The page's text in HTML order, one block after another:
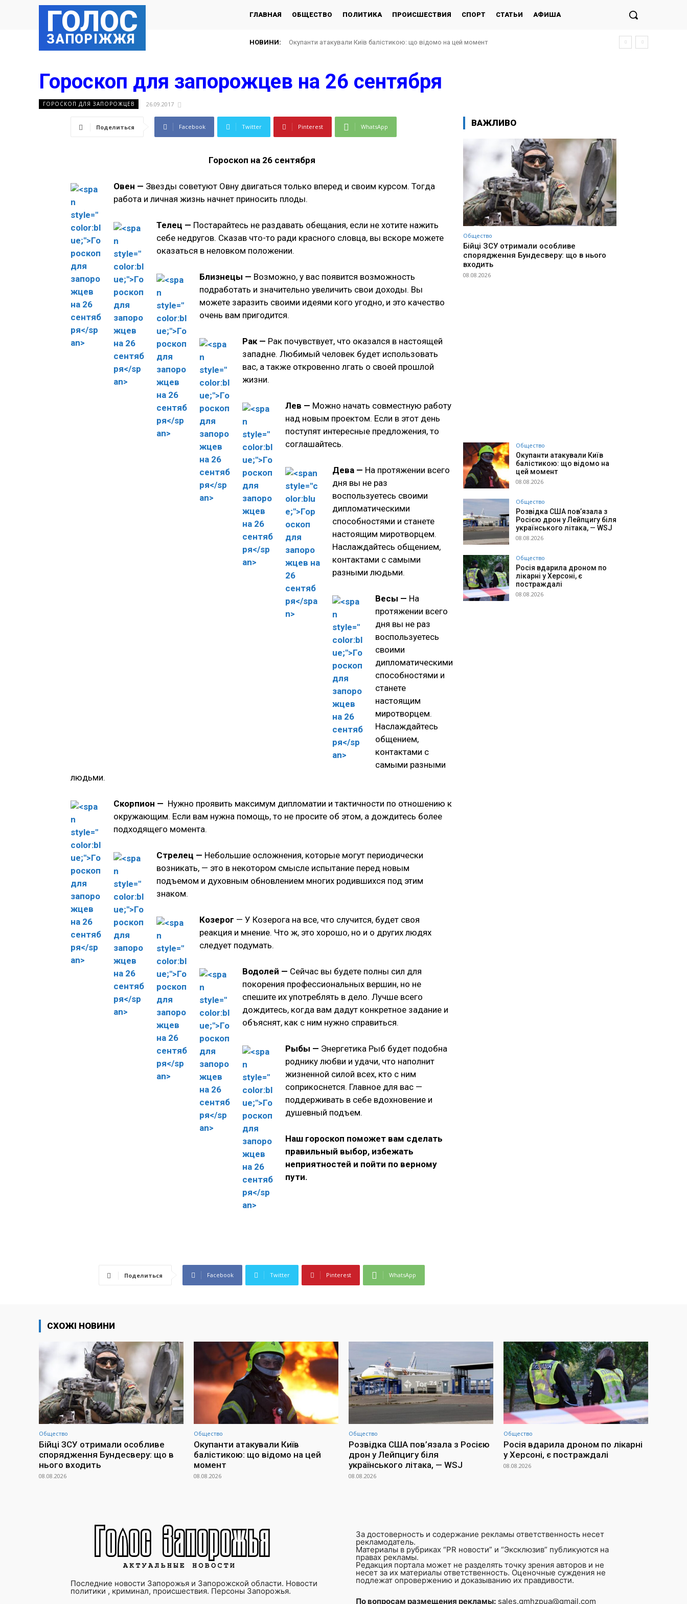
ГОЛОС
ЗАПОРІЖЖЯ
ГЛАВНАЯ ОБЩЕСТВО ПОЛИТИКА ПРОИСШЕСТВИЯ СПОРТ СТАТЬИ АФИША
НОВИНИ:Окупанти атакували Київ балістикою: що відомо на цей момент
Розвідка США пов’язала з Росією дрон у Лейпцигу біля українського літака, — WSJ
Гороскоп для запорожцев на 26 сентября
ГОРОСКОП ДЛЯ ЗАПОРОЖЦЕВ 26.09.2017
Поделиться Facebook Twitter Pinterest WhatsApp
Гороскоп на 26 сентября
Овен — Звезды советуют Овну двигаться только вперед и своим курсом. Тогда
работа и личная жизнь начнет приносить плоды.
Телец — Постарайтесь не раздавать обещания, если не хотите нажить
себе недругов. Сказав что-то ради красного словца, вы вскоре можете
оказаться в неловком положении.
Близнецы — Возможно, у вас появится возможность
подработать и значительно увеличить свои доходы. Вы
можете заразить своими идеями кого угодно, и это качество
очень вам пригодится.
Рак — Рак почувствует, что оказался в настоящей
западне. Любимый человек будет использовать
вас, а также откровенно лгать о своей прошлой
жизни.
Лев — Можно начать совместную работу
над новым проектом. Если в этот день
поступят интересные предложения, то
соглашайтесь.
Дева — На протяжении всего
дня вы не раз
воспользуетесь своими
дипломатическими
способностями и станете
настоящим миротворцем.
Наслаждайтесь общением,
контактами с самыми
разными людьми.
Весы — На
протяжении всего
дня вы не раз
воспользуетесь
своими
дипломатическими
способностями и
станете
настоящим
миротворцем.
Наслаждайтесь
общением,
контактами с
самыми разными
людьми.
Скорпион — Нужно проявить максимум дипломатии и тактичности по отношению к
окружающим. Если вам нужна помощь, то не просите об этом, а дождитесь более
подходящего момента.
Стрелец — Небольшие осложнения, которые могут периодически
возникать, — это в некотором смысле испытание перед новым
подъемом и духовным обновлением многих родившихся под этим
знаком.
Козерог — У Козерога на все, что случится, будет своя
реакция и мнение. Что ж, это хорошо, но и о других людях
следует подумать.
Водолей — Сейчас вы будете полны сил для
покорения профессиональных вершин, но не
спешите их употреблять в дело. Лучше всего
дождитесь, когда вам дадут конкретное задание и
объяснят, как с ним нужно справиться.
Рыбы — Энергетика Рыб будет подобна
роднику любви и удачи, что наполнит
жизненной силой всех, кто с ним
соприкоснется. Главное для вас —
поддерживать в себе вдохновение и
душевный подъем.
Наш гороскоп поможет вам сделать
правильный выбор, избежать
неприятностей и пойти по верному
пути.
Поделиться Facebook Twitter Pinterest WhatsApp
ВАЖЛИВО
Общество
Бійці ЗСУ отримали особливе
спорядження Бундесверу: що в нього
входить
08.08.2026
Общество
Окупанти атакували Київ
балістикою: що відомо на
цей момент
08.08.2026
Общество
Розвідка США пов’язала з
Росією дрон у Лейпцигу біля
українського літака, — WSJ
08.08.2026
Общество
Росія вдарила дроном по
лікарні у Херсоні, є
постраждалі
08.08.2026
СХОЖІ НОВИНИ
Общество
Бійці ЗСУ отримали особливе
спорядження Бундесверу: що в
нього входить
08.08.2026
Общество
Окупанти атакували Київ
балістикою: що відомо на цей
момент
08.08.2026
Общество
Розвідка США пов’язала з Росією
дрон у Лейпцигу біля
українського літака, — WSJ
08.08.2026
Общество
Росія вдарила дроном по лікарні
у Херсоні, є постраждалі
08.08.2026
Последние новости Запорожья и Запорожской области. Новости
политики , криминал, происшествия. Персоны Запорожья.
За достоверность и содержание рекламы ответственность несет
рекламодатель.
Материалы в рубриках “PR новости” и “Эксклюзив” публикуются на
правах рекламы.
Редакция портала может не разделять точку зрения авторов и не
несет за их материалы ответственность. Оценочные суждения не
подлежат опровержению и доказыванию их правдивости.
По вопросам размещения рекламы: sales.gmhzpua@gmail.com